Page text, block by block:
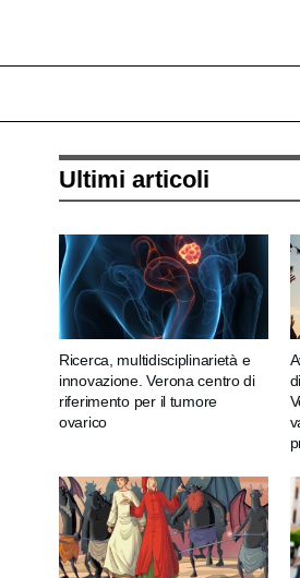
Ultimi articoli
Ricerca, multidisciplinarietà e
innovazione. Verona centro di
riferimento per il tumore
ovarico